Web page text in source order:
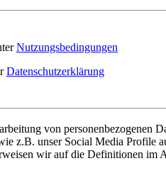
Nutzungsbedingungen
Datenschutzerklärung
von personenbezogenen
z.B. unser Social Media
wir auf die Definitionen im